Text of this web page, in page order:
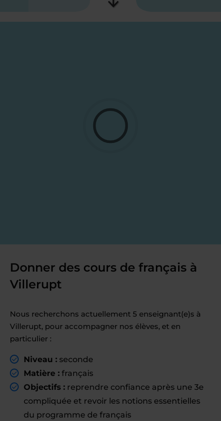
Donner des cours de français à
Villerupt
Nous recherchons actuellement 5 enseignant(e)s à
Villerupt, pour accompagner nos élèves, et en
particulier :
Niveau : seconde
Matière : français
Objectifs : reprendre confiance après une 3e
compliquée et revoir les notions essentielles
du programme de français